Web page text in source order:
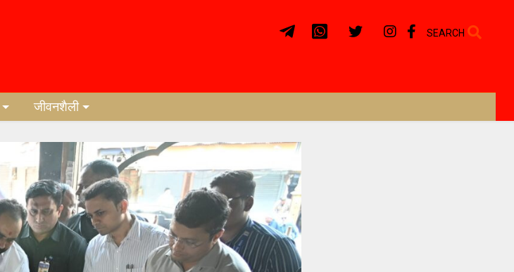
SEARCH
जीवनशैली